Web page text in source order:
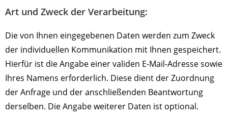
Art und Zweck der Verarbeitung:
Die von Ihnen eingegebenen Daten werden zum Zweck
der individuellen Kommunikation mit Ihnen gespeichert.
Hierfür ist die Angabe einer validen E-Mail-Adresse sowie
Ihres Namens erforderlich. Diese dient der Zuordnung
der Anfrage und der anschließenden Beantwortung
derselben. Die Angabe weiterer Daten ist optional.